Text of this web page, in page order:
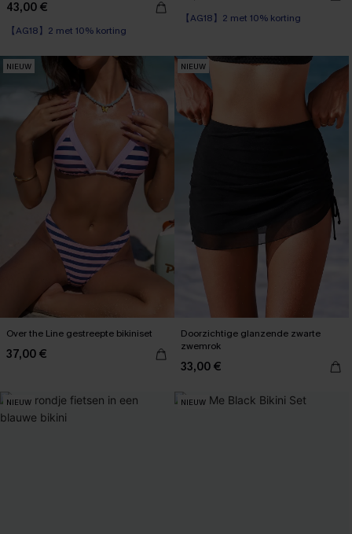
43,00 €
【AG18】2 met 10% korting
【AG18】2 met 10% korting
NIEUW
Over the Line gestreepte bikiniset
37,00 €
NIEUW
Doorzichtige glanzende zwarte
zwemrok
33,00 €
NIEUW NIEUW